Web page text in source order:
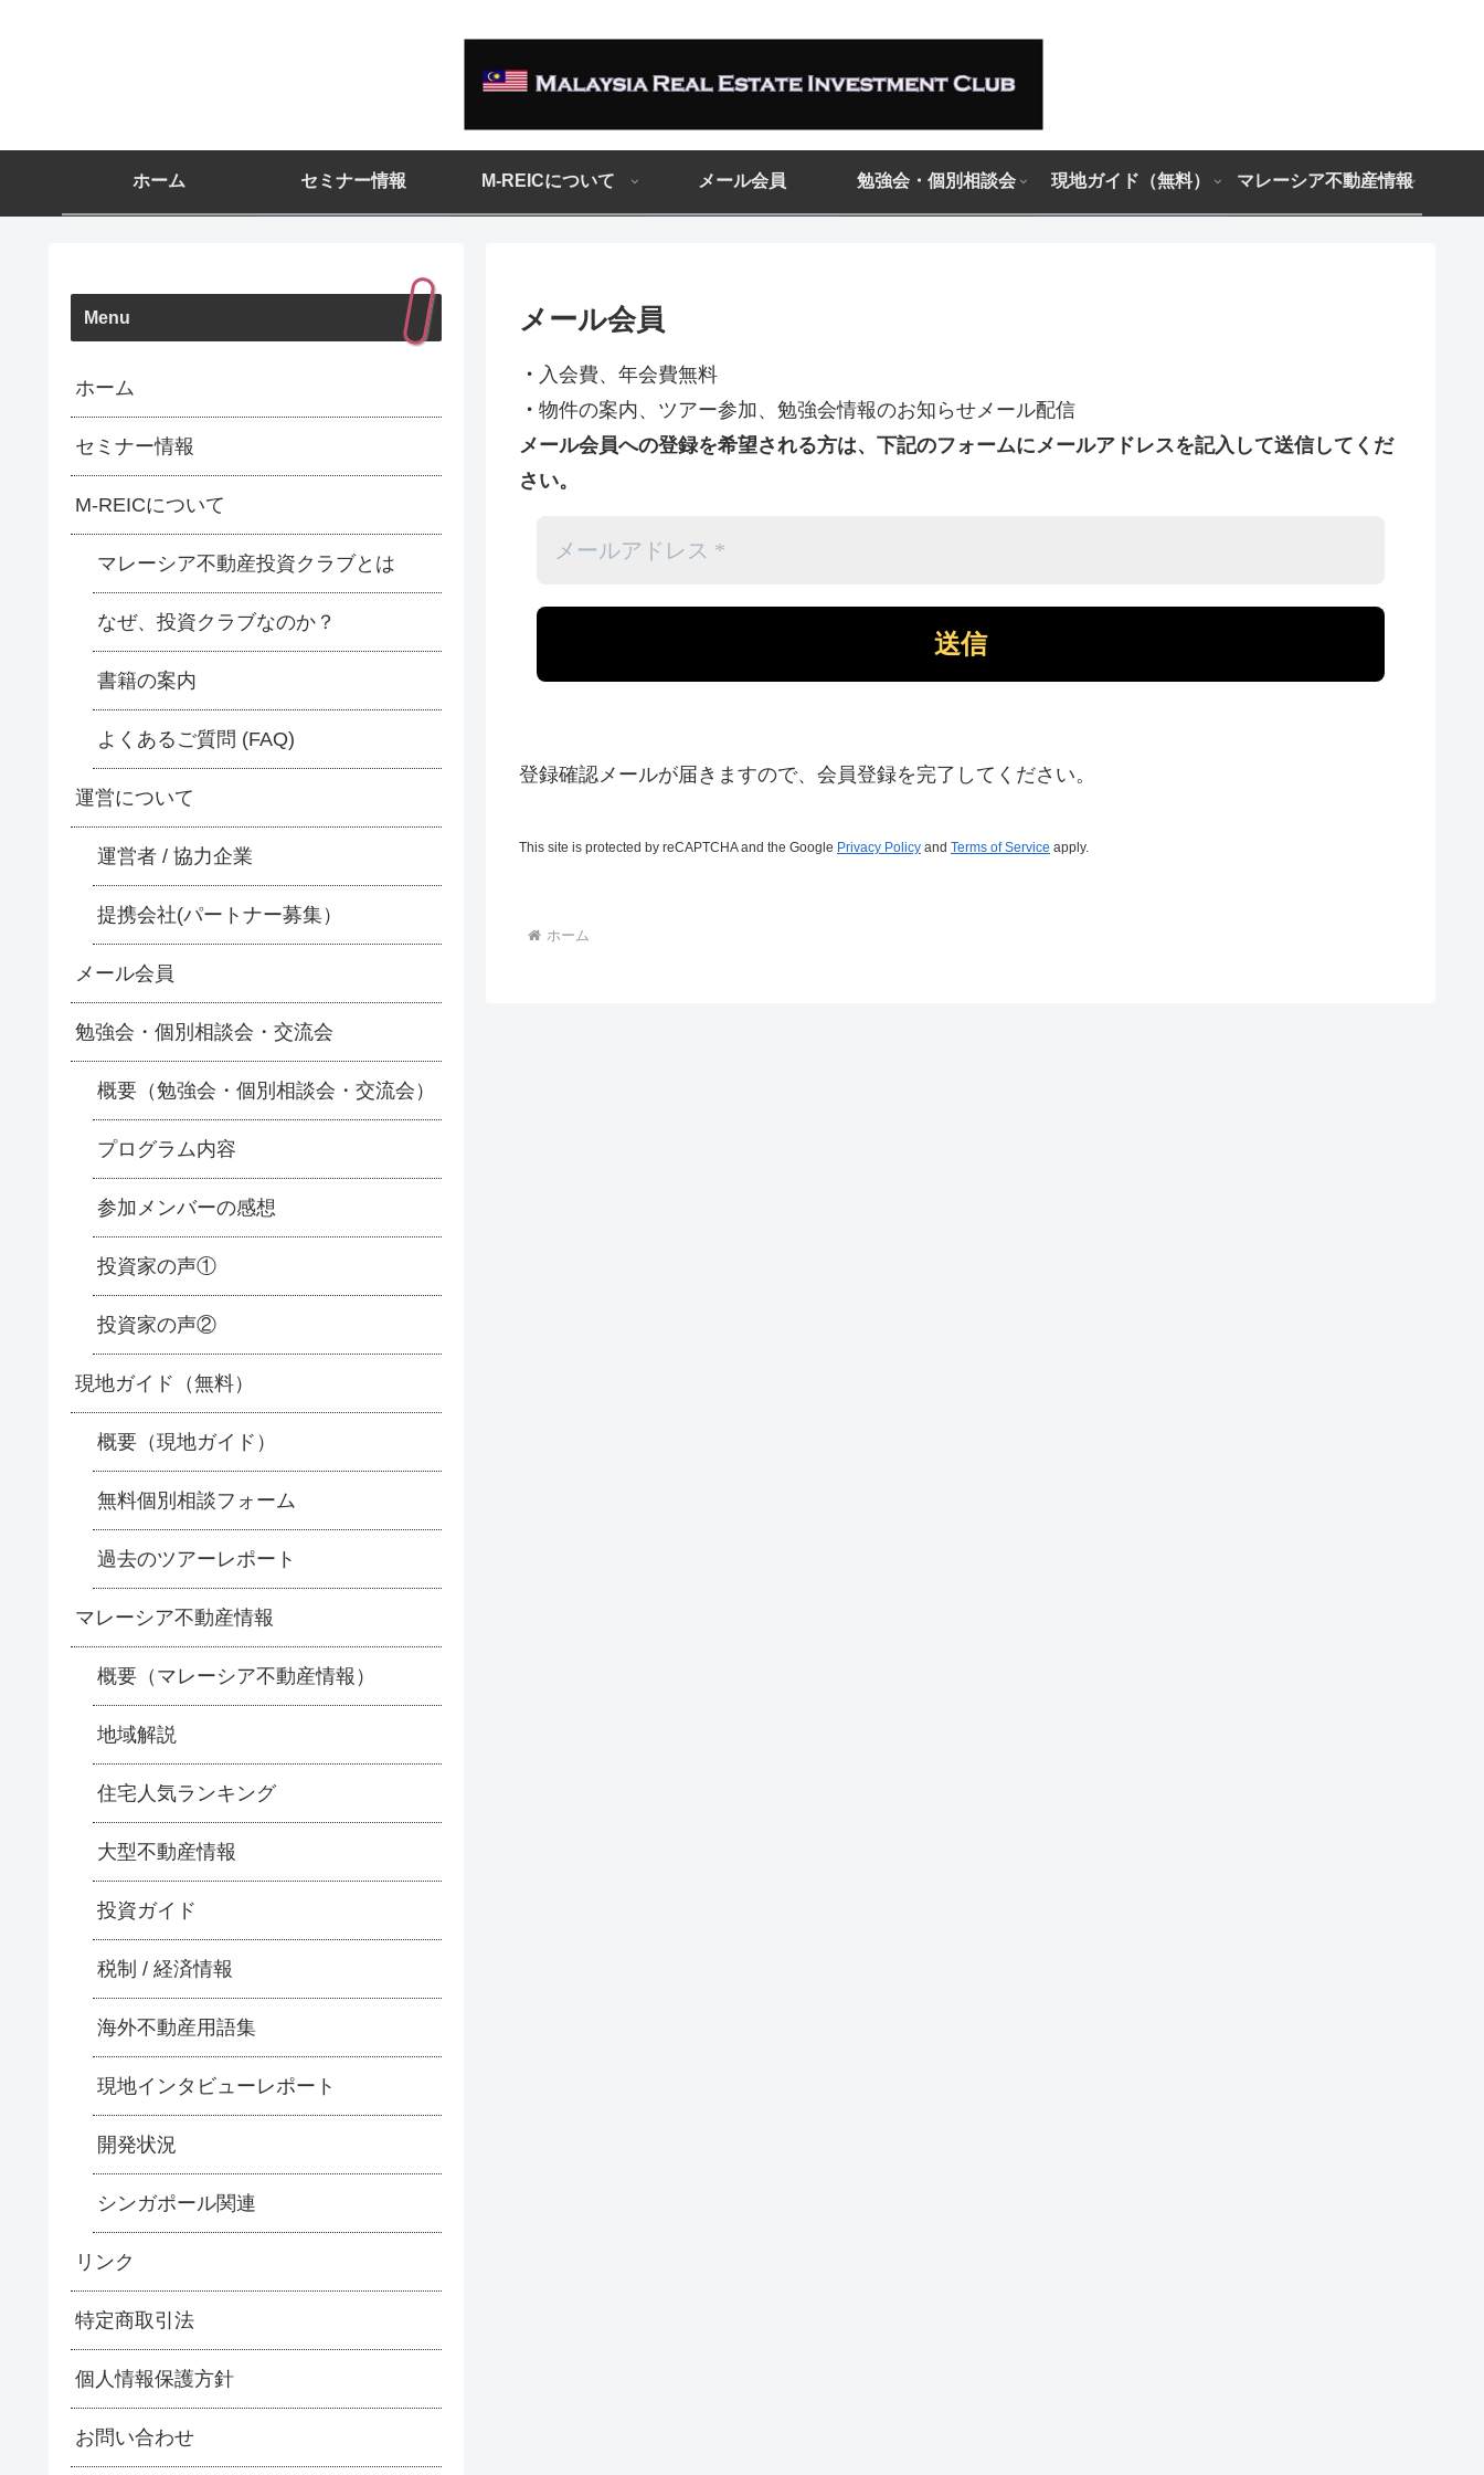
ホーム セミナー情報 M-REICについて メール会員 勉強会・個別相談会 現地ガイド（無料） マレーシア不動産情報
メール会員
・ 入会費、年会費無料
・ 物件の案内、ツアー参加、勉強会情報のお知らせメール配信
メール会員への登録を希望される方は、下記のフォームにメールアドレスを記入して送信してくだ
さい。
登録確認メールが届きますので、会員登録を完了してください。
This site is protected by reCAPTCHA and the Google Privacy Policy and Terms of Service apply.
ホーム
Menu
ホーム
セミナー情報
M-REICについて
マレーシア不動産投資クラブとは
なぜ、投資クラブなのか？
書籍の案内
よくあるご質問 (FAQ)
運営について
運営者 / 協力企業
提携会社(パートナー募集）
メール会員
勉強会・個別相談会・交流会
概要（勉強会・個別相談会・交流会）
プログラム内容
参加メンバーの感想
投資家の声①
投資家の声②
現地ガイド（無料）
概要（現地ガイド）
無料個別相談フォーム
過去のツアーレポート
マレーシア不動産情報
概要（マレーシア不動産情報）
地域解説
住宅人気ランキング
大型不動産情報
投資ガイド
税制 / 経済情報
海外不動産用語集
現地インタビューレポート
開発状況
シンガポール関連
リンク
特定商取引法
個人情報保護方針
お問い合わせ